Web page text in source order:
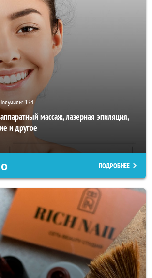
124
массаж, лазерная эпиляция,
и другое
ПОДРОБНЕЕ